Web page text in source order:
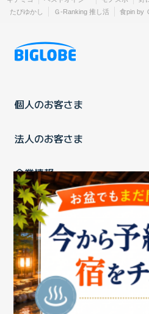
たびゆかし
Ｇ-Ranking 推し活 食pin by
個人のお客さま
法人のお客さま
企業情報
ご利用中の方
お問い合わせ消費税の表示 ウェブ
個人情報保護ポリシープライバシ
特定商取引法に基づく表記情報セ
商標について BIGLOBEトップ